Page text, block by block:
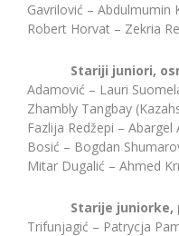
Gavrilović – Abdulmumin
Robert Horvat – Zekria
Stariji juniori,
Adamović – Lauri
Zhambly Tangbay
Fazlija Redžepi – Abargel
Bosić – Bogdan
Mitar Dugalić – Ahmed
Starije juniorke,
Trifunjagić – Patrycja